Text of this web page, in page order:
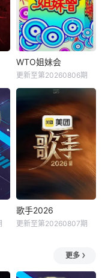
WTO姐妹会
更新至第20260806期
歌手2026
更新至第20260807期
更多